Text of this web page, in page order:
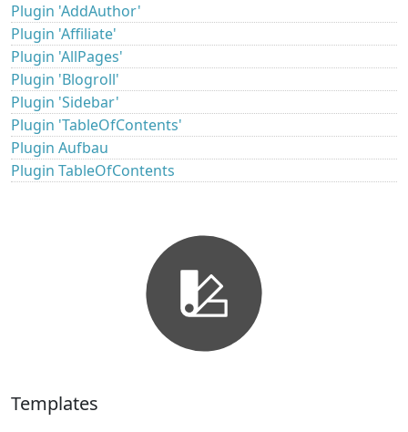
Plugin 'AddAuthor'
Plugin 'Affiliate'
Plugin 'AllPages'
Plugin 'Blogroll'
Plugin 'Sidebar'
Plugin 'TableOfContents'
Plugin Aufbau
Plugin TableOfContents
Templates